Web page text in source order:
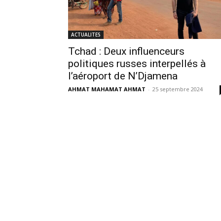
ACTUALITES
Tchad : Deux influenceurs
politiques russes interpellés à
l’aéroport de N’Djamena
AHMAT MAHAMAT AHMAT - 25 septembre 2024